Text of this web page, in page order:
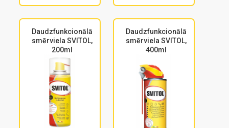
Daudzfunkcionālā
smērviela SVITOL,
200ml
Daudzfunkcionālā
smērviela SVITOL,
400ml